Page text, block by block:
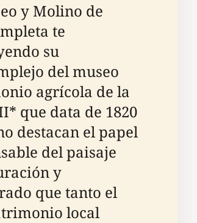
y Molino de
te
su
del museo
agrícola de la
que data de 1820
destacan el papel
del paisaje
y
que tanto el
local